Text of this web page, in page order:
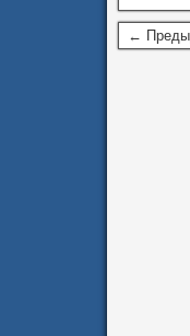
←